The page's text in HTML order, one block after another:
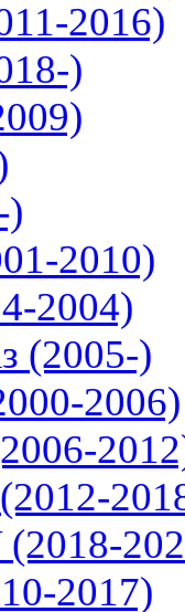
2016)
)
)
2010)
2004)
(2005-)
2006)
2017)